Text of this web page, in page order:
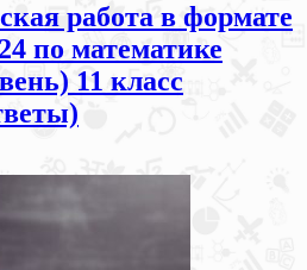
работа в формате
по математике
11 класс